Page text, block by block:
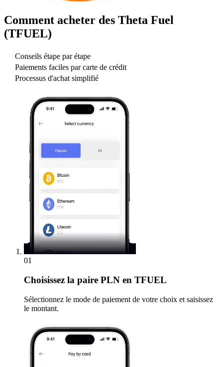
Comment acheter des Theta Fuel
(TFUEL)
Conseils étape par étape
Paiements faciles par carte de crédit
Processus d'achat simplifié
01
Choisissez la paire PLN en TFUEL
Sélectionnez le mode de paiement de votre choix et saisissez
le montant.